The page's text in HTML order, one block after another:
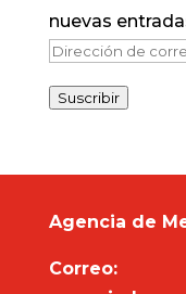
nuevas
Dirección
correo
Suscribir
Agencia de
Correo: